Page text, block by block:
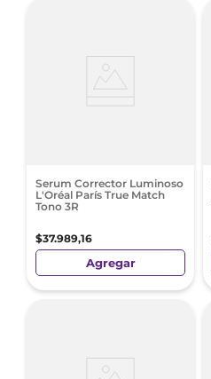
Serum Corrector Luminoso
L'Oréal París True Match
Tono 3R
$37.989,16
Agregar